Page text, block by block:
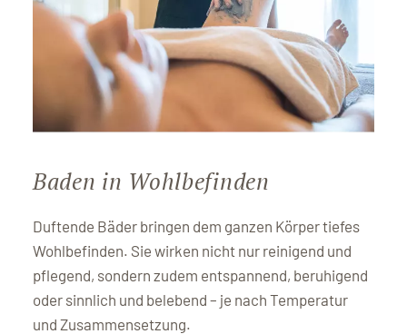
Baden in Wohlbefinden
Duftende Bäder bringen dem ganzen Körper tiefes
Wohlbefinden. Sie wirken nicht nur reinigend und
pflegend, sondern zudem entspannend, beruhigend
oder sinnlich und belebend – je nach Temperatur
und Zusammensetzung.